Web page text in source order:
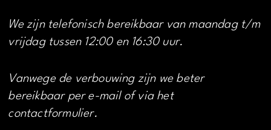
We zijn telefonisch bereikbaar van maandag t/m
vrijdag tussen 12:00 en 16:30 uur.
Vanwege de verbouwing zijn we beter
bereikbaar per e-mail of via het
contactformulier.